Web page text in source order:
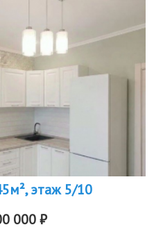
этаж 5/10
000 ₽